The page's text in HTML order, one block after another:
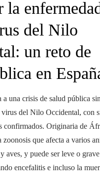
la
del Nilo
un reto de
en
a una crisis de salud pública sin
virus del Nilo Occidental, con
confirmados. Originaria de
zoonosis que afecta a varios
aves, y puede ser leve o
encefalitis e incluso la